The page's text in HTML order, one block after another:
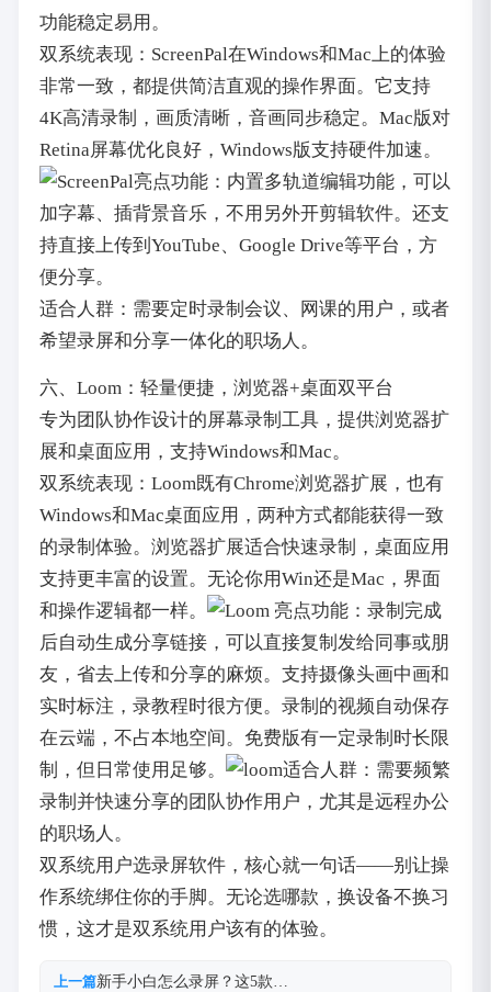
功能稳定易用。
双系统表现：ScreenPal在Windows和Mac上的体验
非常一致，都提供简洁直观的操作界面。它支持
4K高清录制，画质清晰，音画同步稳定。Mac版对
Retina屏幕优化良好，Windows版支持硬件加速。
亮点功能：内置多轨道编辑功能，可以
加字幕、插背景音乐，不用另外开剪辑软件。还支
持直接上传到YouTube、Google Drive等平台，方
便分享。
适合人群：需要定时录制会议、网课的用户，或者
希望录屏和分享一体化的职场人。
六、Loom：轻量便捷，浏览器+桌面双平台
专为团队协作设计的屏幕录制工具，提供浏览器扩
展和桌面应用，支持Windows和Mac。
双系统表现：Loom既有Chrome浏览器扩展，也有
Windows和Mac桌面应用，两种方式都能获得一致
的录制体验。浏览器扩展适合快速录制，桌面应用
支持更丰富的设置。无论你用Win还是Mac，界面
和操作逻辑都一样。
亮点功能：录制完成
后自动生成分享链接，可以直接复制发给同事或朋
友，省去上传和分享的麻烦。支持摄像头画中画和
实时标注，录教程时很方便。录制的视频自动保存
在云端，不占本地空间。免费版有一定录制时长限
制，但日常使用足够。
适合人群：需要频繁
录制并快速分享的团队协作用户，尤其是远程办公
的职场人。
双系统用户选录屏软件，核心就一句话——别让操
作系统绑住你的手脚。无论选哪款，换设备不换习
惯，这才是双系统用户该有的体验。
上一篇新手小白怎么录屏？这5款…